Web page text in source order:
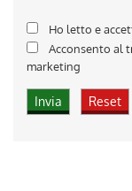
Ho letto e
Acconsento al
marketing